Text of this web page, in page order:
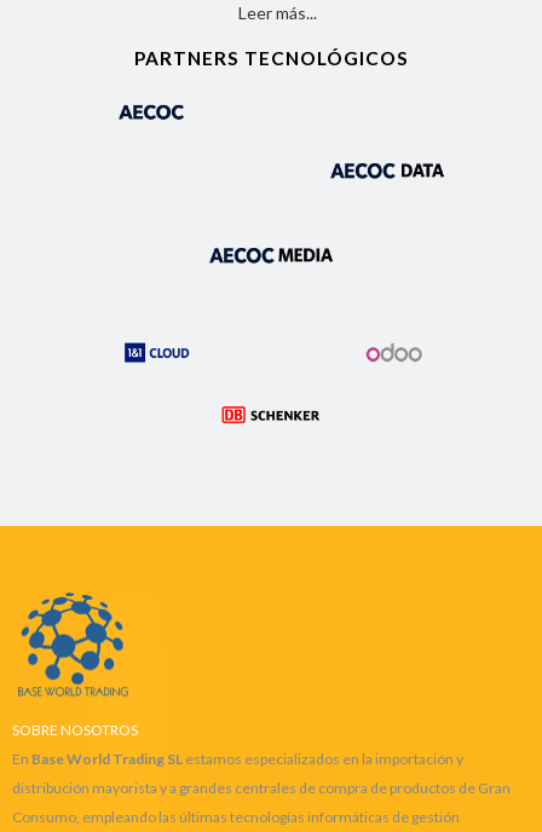
Leer más...
PARTNERS TECNOLÓGICOS
SOBRE NOSOTROS
En Base World Trading SL estamos especializados en la importación y
distribución mayorista y a grandes centrales de compra de productos de Gran
Consumo, empleando las últimas tecnologías informáticas de gestión